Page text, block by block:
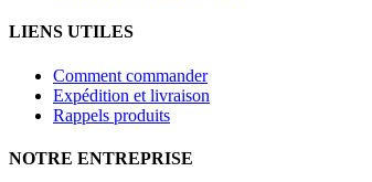
LIENS UTILES
Comment commander
Expédition et livraison
Rappels produits
NOTRE ENTREPRISE